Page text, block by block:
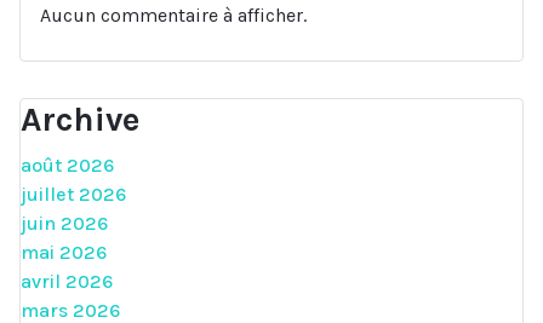
Aucun commentaire à afficher.
Archive
août 2026
juillet 2026
juin 2026
mai 2026
avril 2026
mars 2026